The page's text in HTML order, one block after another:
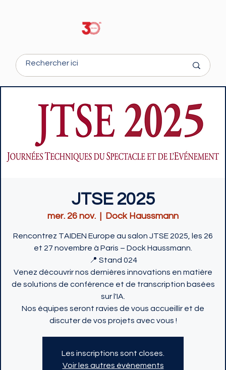
JTSE 2025
mer. 26 nov. Dock Haussmann
Rencontrez TAIDEN Europe au salon JTSE 2025, les 26
et 27 novembre à Paris – Dock Haussmann.
📍 Stand 024
Venez découvrir nos dernières innovations en matière
de solutions de conférence et de transcription basées
sur l'IA.
Nos équipes seront ravies de vous accueillir et de
discuter de vos projets avec vous !
Les inscriptions sont closes.
Voir les autres événements